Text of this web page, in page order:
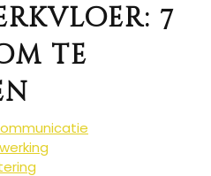
7
te